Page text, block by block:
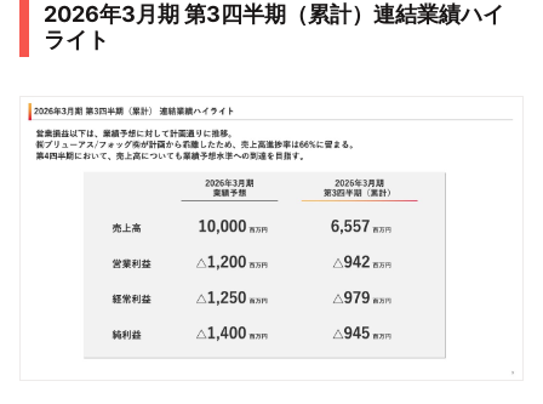
2026年3月期 第3四半期（累計）連結業績ハイ
ライト